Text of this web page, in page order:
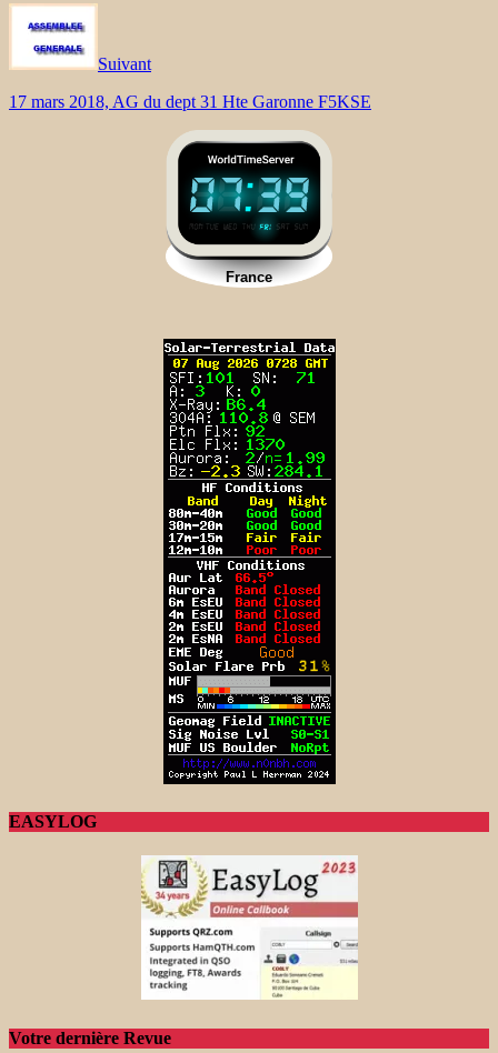
Suivant
17 mars 2018, AG du dept 31 Hte Garonne F5KSE
EASYLOG
Votre dernière Revue